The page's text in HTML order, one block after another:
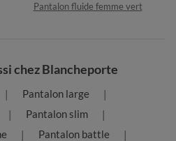
Pantalon fluide femme vert
chez Blancheporte
Pantalon large
Pantalon slim
Pantalon battle